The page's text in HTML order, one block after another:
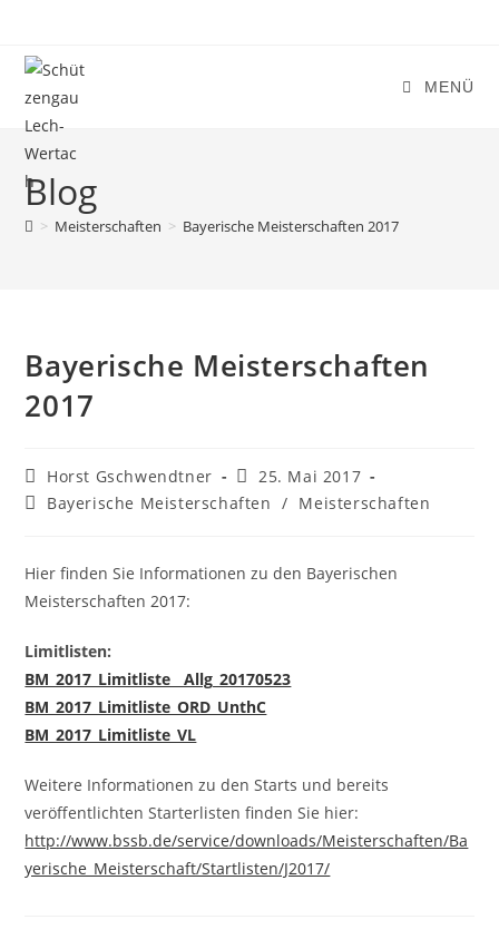
springen
MENÜ
Blog
> Meisterschaften > Bayerische Meisterschaften 2017
Bayerische Meisterschaften
2017
Beitrags-
Autor:
Horst Gschwendtner
Beitrag
veröffentlicht:
25. Mai 2017
Beitrags-
Bayerische Meisterschaften / Meisterschaften
Hier finden Sie Informationen zu den Bayerischen
Meisterschaften 2017:
Limitlisten:
BM_2017_Limitliste__Allg_20170523
BM_2017_Limitliste_ORD_UnthC
BM_2017_Limitliste_VL
Weitere Informationen zu den Starts und bereits
veröffentlichten Starterlisten finden Sie hier:
http://www.bssb.de/service/downloads/Meisterschaften/Ba
yerische_Meisterschaft/Startlisten/J2017/